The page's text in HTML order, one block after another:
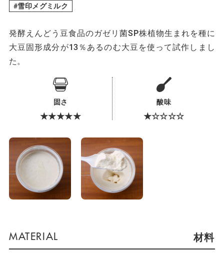
雪印メグミルク
発酵えんどう豆食品のガゼリ菌SP株植物生まれを種に
大豆固形成分が13％あるのむ大豆を使って試作しまし
た。
固さ
★★★★★
酸味
★☆☆☆☆
材料